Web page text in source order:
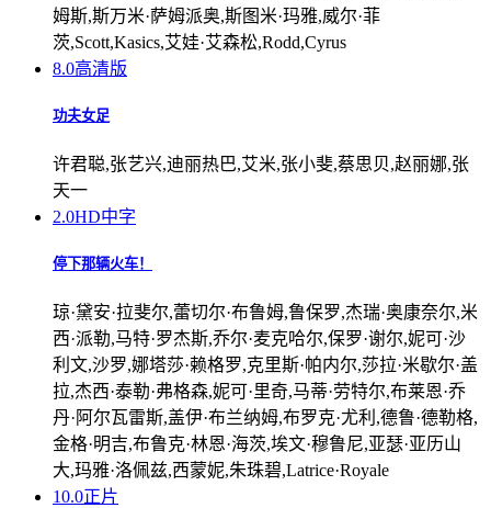
姆斯,斯万米·萨姆派奥,斯图米·玛雅,威尔·菲
茨,Scott,Kasics,艾娃·艾森松,Rodd,Cyrus
8.0高清版
功夫女足
许君聪,张艺兴,迪丽热巴,艾米,张小斐,蔡思贝,赵丽娜,张
天一
2.0HD中字
停下那辆火车！
琼·黛安·拉斐尔,蕾切尔·布鲁姆,鲁保罗,杰瑞·奥康奈尔,米
西·派勒,马特·罗杰斯,乔尔·麦克哈尔,保罗·谢尔,妮可·沙
利文,沙罗,娜塔莎·赖格罗,克里斯·帕内尔,莎拉·米歇尔·盖
拉,杰西·泰勒·弗格森,妮可·里奇,马蒂·劳特尔,布莱恩·乔
丹·阿尔瓦雷斯,盖伊·布兰纳姆,布罗克·尤利,德鲁·德勒格,
金格·明吉,布鲁克·林恩·海茨,埃文·穆鲁尼,亚瑟·亚历山
大,玛雅·洛佩兹,西蒙妮,朱珠碧,Latrice·Royale
10.0正片